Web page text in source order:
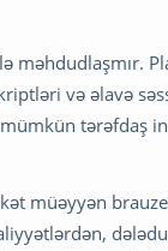
məhdudlaşmır.
və əlavə
tərəfdaş
müəyyən